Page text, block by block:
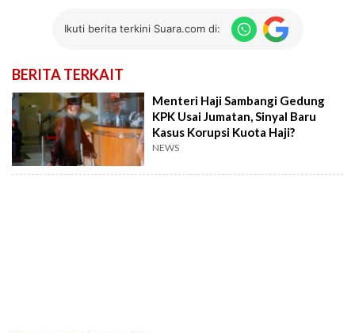
Ikuti berita terkini Suara.com di:
BERITA TERKAIT
Menteri Haji Sambangi Gedung
KPK Usai Jumatan, Sinyal Baru
Kasus Korupsi Kuota Haji?
NEWS